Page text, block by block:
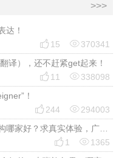
>>>
达！
 15 370341
译），还不赶紧get起来！
 11 338098
！
 244 294003
想给职场充电，郑州的成人英语培训机构哪家好？求真实体验，广告勿扰，感谢！
 1 1365